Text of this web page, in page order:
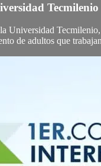
Tecmilenio
Universidad
de adultos que